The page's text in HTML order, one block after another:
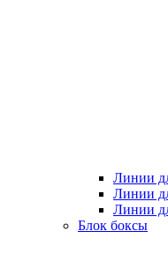
Линии
Линии
Линии
Блок боксы